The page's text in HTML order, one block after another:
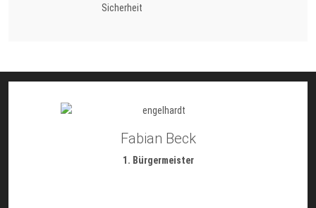
Fabian Beck
1. Bürgermeister